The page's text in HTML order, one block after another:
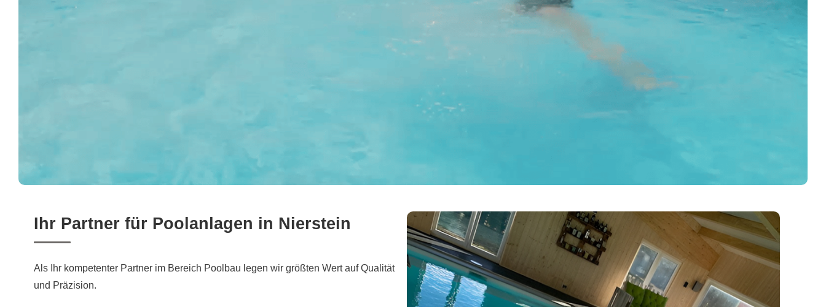
Ihr Partner für Poolanlagen in Nierstein
Als Ihr kompetenter Partner im Bereich Poolbau legen wir größten Wert auf Qualität
und Präzision.